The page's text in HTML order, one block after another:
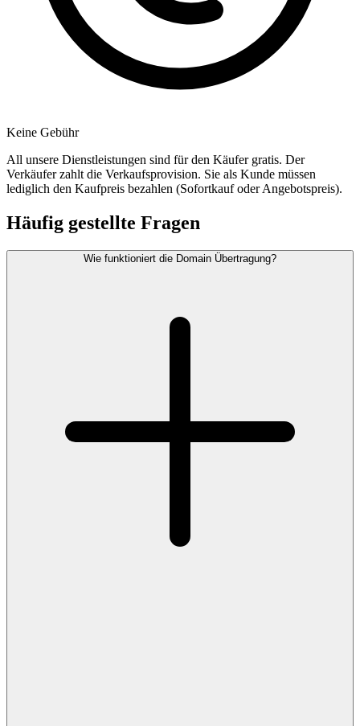
Keine Gebühr
All unsere Dienstleistungen sind für den Käufer gratis. Der
Verkäufer zahlt die Verkaufsprovision. Sie als Kunde müssen
lediglich den Kaufpreis bezahlen (Sofortkauf oder Angebotspreis).
Häufig gestellte Fragen
Wie funktioniert die Domain Übertragung?